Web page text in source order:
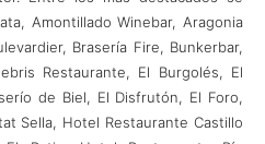
Amontillado Winebar, Aragonia
Brasería Fire, Bunkerbar,
Restaurante, El Burgolés, El
de Biel, El Disfrutón, El Foro,
Sella, Hotel Restaurante Castillo